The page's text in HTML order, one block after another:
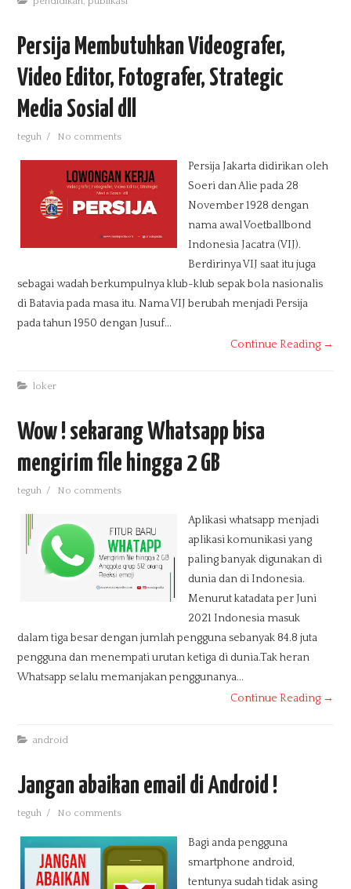
Persija Membutuhkan Videografer,
Video Editor, Fotografer, Strategic
Media Sosial dll
teguh / No comments
Persija Jakarta didirikan oleh
Soeri dan Alie pada 28
November 1928 dengan
nama awal Voetballbond
Indonesia Jacatra (VIJ).
Berdirinya VIJ saat itu juga
sebagai wadah berkumpulnya klub-klub sepak bola nasionalis
di Batavia pada masa itu. Nama VIJ berubah menjadi Persija
pada tahun 1950 dengan Jusuf...
Continue Reading →
loker
Wow ! sekarang Whatsapp bisa
mengirim file hingga 2 GB
teguh / No comments
Aplikasi whatsapp menjadi
aplikasi komunikasi yang
paling banyak digunakan di
dunia dan di Indonesia.
Menurut katadata per Juni
2021 Indonesia masuk
dalam tiga besar dengan jumlah pengguna sebanyak 84.8 juta
pengguna dan menempati urutan ketiga di dunia.Tak heran
Whatsapp selalu memanjakan penggunanya...
Continue Reading →
android
Jangan abaikan email di Android !
teguh / No comments
Bagi anda pengguna
smartphone android,
tentunya sudah tidak asing